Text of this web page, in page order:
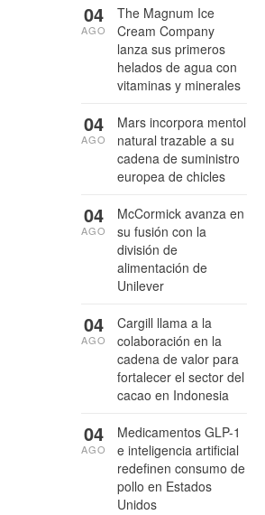
The Magnum Ice
Cream Company
lanza sus primeros
helados de agua con
vitaminas y minerales
04
AGO
Mars incorpora mentol
natural trazable a su
cadena de suministro
europea de chicles
04
AGO
McCormick avanza en
su fusión con la
división de
alimentación de
Unilever
04
AGO
Cargill llama a la
colaboración en la
cadena de valor para
fortalecer el sector del
cacao en Indonesia
04
AGO
Medicamentos GLP-1
e inteligencia artificial
redefinen consumo de
pollo en Estados
Unidos
04
AGO